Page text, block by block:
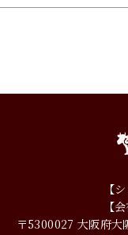
【
【
〒5300027 大阪府大